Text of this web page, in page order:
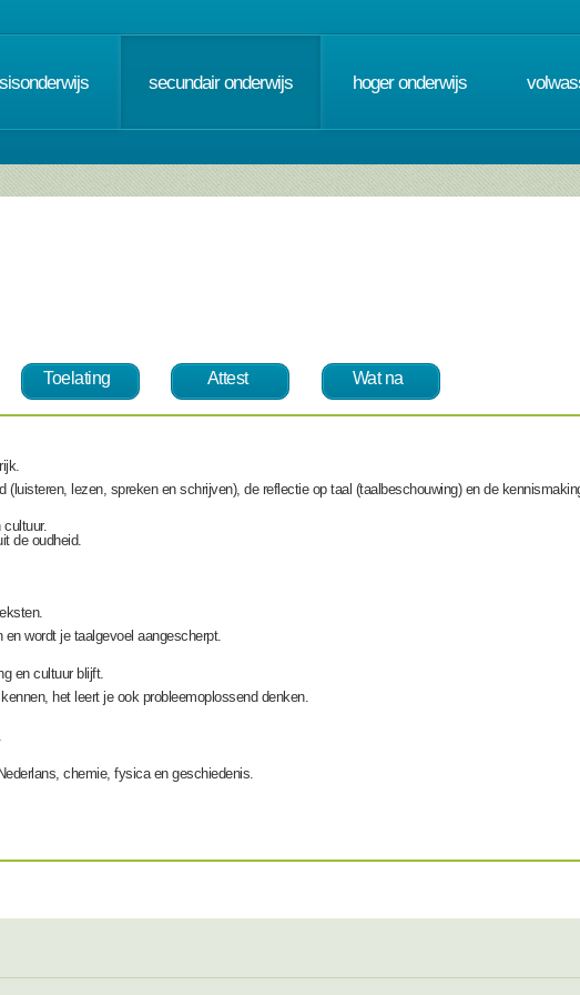
secundair onderwijs hoger onderwijs
Toelating Attest Wat na
lezen, spreken en schrijven), de reflectie op taal (taalbeschouwing) en de
cultuur.
de oudheid.
wordt je taalgevoel aangescherpt.
en cultuur blijft.
het leert je ook probleemoplossend denken.
chemie, fysica en geschiedenis.